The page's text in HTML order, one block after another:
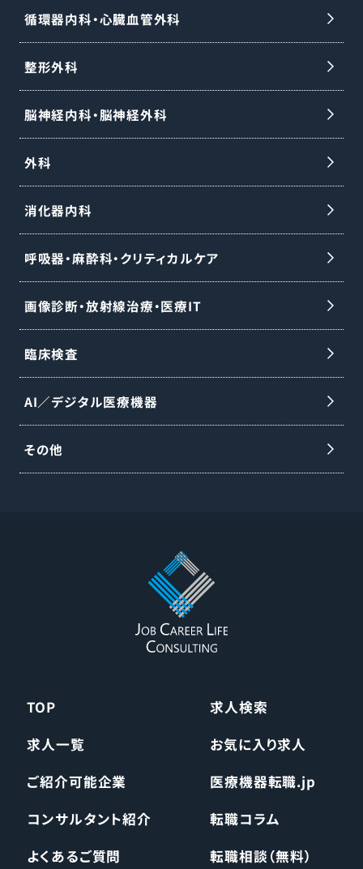
循環器内科・心臓血管外科
整形外科
脳神経内科・脳神経外科
外科
消化器内科
呼吸器・麻酔科・クリティカルケア
画像診断・放射線治療・医療IT
臨床検査
AI／デジタル医療機器
その他
TOP
求人検索
求人一覧
お気に入り求人
ご紹介可能企業
医療機器転職.jp
コンサルタント紹介
転職コラム
よくあるご質問
転職相談（無料）